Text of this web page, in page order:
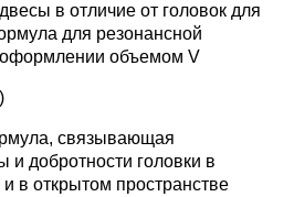
в отличие от головок для
для резонансной
объемом V
связывающая
и добротности головки в
и в открытом пространстве